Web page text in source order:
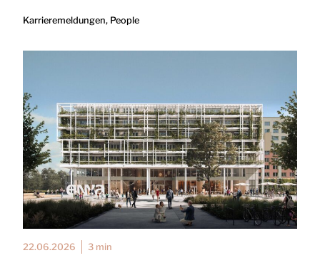
Karrieremeldungen, People
22.06.2026 3 min